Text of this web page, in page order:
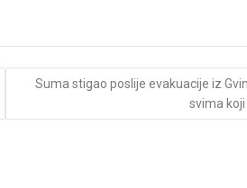
Suma stigao poslije evakuacije iz
svima koji